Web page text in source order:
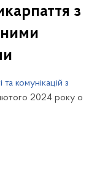
з
комунікацій з
2024 року о